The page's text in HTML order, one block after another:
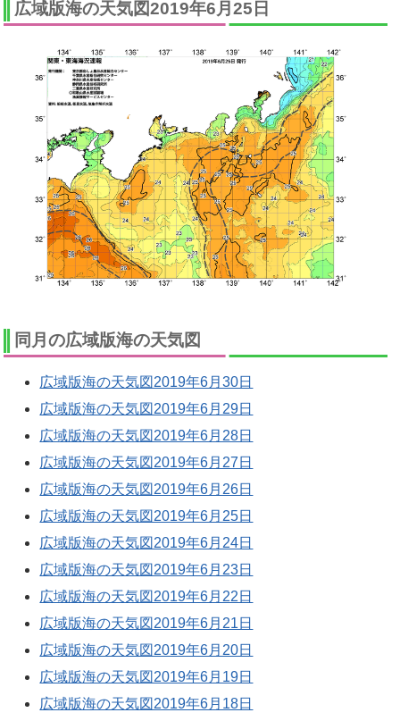
広域版海の天気図2019年6月25日
同月の広域版海の天気図
広域版海の天気図2019年6月30日
広域版海の天気図2019年6月29日
広域版海の天気図2019年6月28日
広域版海の天気図2019年6月27日
広域版海の天気図2019年6月26日
広域版海の天気図2019年6月25日
広域版海の天気図2019年6月24日
広域版海の天気図2019年6月23日
広域版海の天気図2019年6月22日
広域版海の天気図2019年6月21日
広域版海の天気図2019年6月20日
広域版海の天気図2019年6月19日
広域版海の天気図2019年6月18日